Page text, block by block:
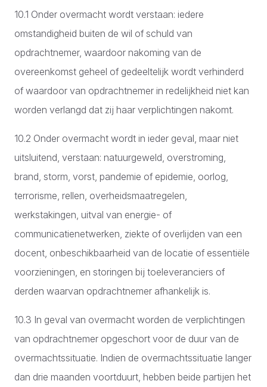
10.1 Onder overmacht wordt verstaan: iedere
omstandigheid buiten de wil of schuld van
opdrachtnemer, waardoor nakoming van de
overeenkomst geheel of gedeeltelijk wordt verhinderd
of waardoor van opdrachtnemer in redelijkheid niet kan
worden verlangd dat zij haar verplichtingen nakomt.
10.2 Onder overmacht wordt in ieder geval, maar niet
uitsluitend, verstaan: natuurgeweld, overstroming,
brand, storm, vorst, pandemie of epidemie, oorlog,
terrorisme, rellen, overheidsmaatregelen,
werkstakingen, uitval van energie- of
communicatienetwerken, ziekte of overlijden van een
docent, onbeschikbaarheid van de locatie of essentiële
voorzieningen, en storingen bij toeleveranciers of
derden waarvan opdrachtnemer afhankelijk is.
10.3 In geval van overmacht worden de verplichtingen
van opdrachtnemer opgeschort voor de duur van de
overmachtssituatie. Indien de overmachtssituatie langer
dan drie maanden voortduurt, hebben beide partijen het